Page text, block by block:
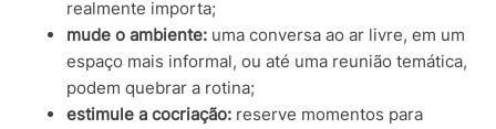
realmente importa;
mude o ambiente: uma conversa ao ar livre, em um
espaço mais informal, ou até uma reunião temática,
podem quebrar a rotina;
estimule a cocriação: reserve momentos para